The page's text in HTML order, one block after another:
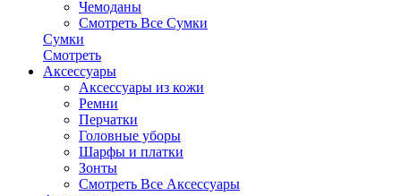
Чемоданы
Смотреть Все Сумки
Сумки
Смотреть
Аксессуары
Аксессуары из кожи
Ремни
Перчатки
Головные уборы
Шарфы и платки
Зонты
Смотреть Все Аксессуары